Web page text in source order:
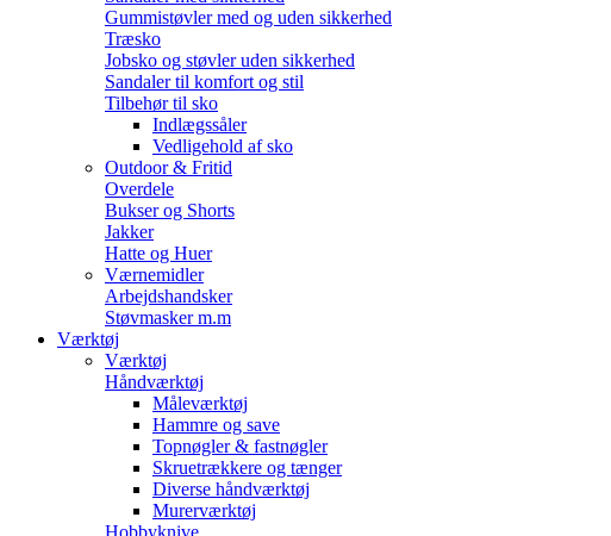
Gummistøvler med og uden sikkerhed
Træsko
Jobsko og støvler uden sikkerhed
Sandaler til komfort og stil
Tilbehør til sko
Indlægssåler
Vedligehold af sko
Outdoor & Fritid
Overdele
Bukser og Shorts
Jakker
Hatte og Huer
Værnemidler
Arbejdshandsker
Støvmasker m.m
Værktøj
Værktøj
Håndværktøj
Måleværktøj
Hammre og save
Topnøgler & fastnøgler
Skruetrækkere og tænger
Diverse håndværktøj
Murerværktøj
Hobbyknive